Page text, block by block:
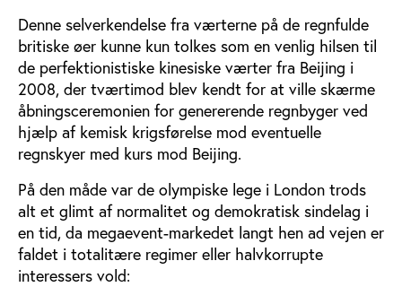
Denne selverkendelse fra værterne på de regnfulde
britiske øer kunne kun tolkes som en venlig hilsen til
de perfektionistiske kinesiske værter fra Beijing i
2008, der tværtimod blev kendt for at ville skærme
åbningsceremonien for genererende regnbyger ved
hjælp af kemisk krigsførelse mod eventuelle
regnskyer med kurs mod Beijing.
På den måde var de olympiske lege i London trods
alt et glimt af normalitet og demokratisk sindelag i
en tid, da megaevent-markedet langt hen ad vejen er
faldet i totalitære regimer eller halvkorrupte
interessers vold: